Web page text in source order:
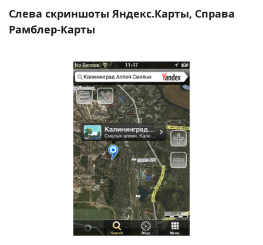
Слева скриншоты Яндекс.Карты, Справа
Рамблер-Карты